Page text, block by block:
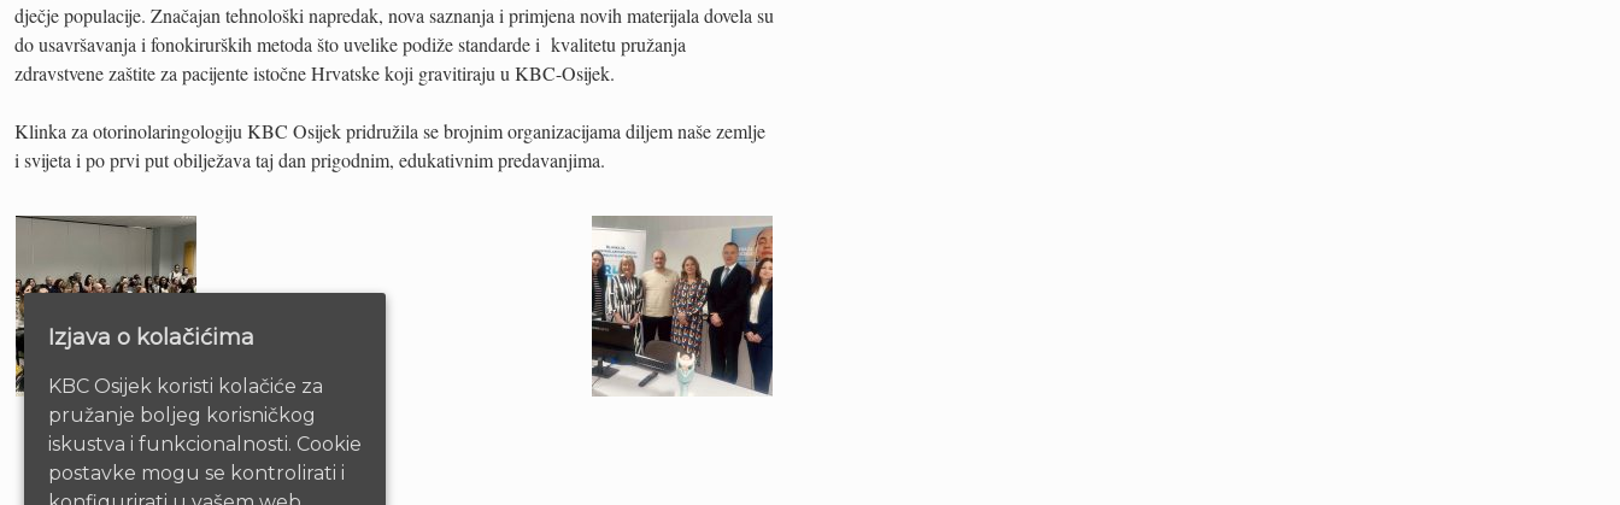
dječje populacije. Značajan tehnološki napredak, nova saznanja i primjena novih materijala dovela su
do usavršavanja i fonokirurških metoda što uvelike podiže standarde i kvalitetu pružanja
zdravstvene zaštite za pacijente istočne Hrvatske koji gravitiraju u KBC-Osijek.
Klinka za otorinolaringologiju KBC Osijek pridružila se brojnim organizacijama diljem naše zemlje
i svijeta i po prvi put obilježava taj dan prigodnim, edukativnim predavanjima.
Izjava o kolačićima
KBC Osijek koristi kolačiće za
pružanje boljeg korisničkog
iskustva i funkcionalnosti. Cookie
postavke mogu se kontrolirati i